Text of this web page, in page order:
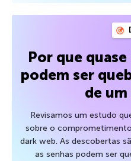
Por que quase
podem ser
de
Revisamos um estudo
sobre o
dark web. As descobertas
as senhas podem ser